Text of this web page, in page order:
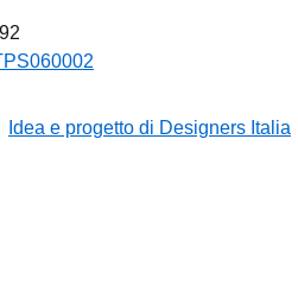
Idea e progetto di Designers Italia